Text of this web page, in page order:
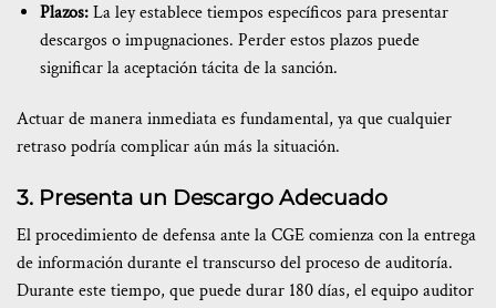
Plazos:La ley establece tiempos específicos para presentar
descargos o impugnaciones. Perder estos plazos puede
significar la aceptación tácita de la sanción.
Actuar de manera inmediata es fundamental, ya que cualquier
retraso podría complicar aún más la situación.
3. Presenta un Descargo Adecuado
El procedimiento de defensa ante la CGE comienza con la entrega
de información durante el transcurso del proceso de auditoría.
Durante este tiempo, que puede durar 180 días, el equipo auditor